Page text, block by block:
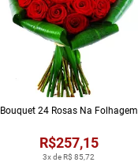
3x de R$ 85,72
R$257,15
Bouquet 24 Rosas Na Folhagem